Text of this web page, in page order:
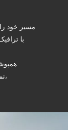
مسیر خود
با
آنها را از طریق نمایشگر Head-Up نمایش دهید،